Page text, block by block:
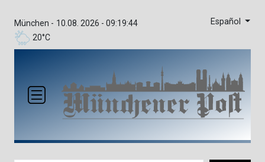
München -
20°C
10.08. 2026 - 09:19:44 Español